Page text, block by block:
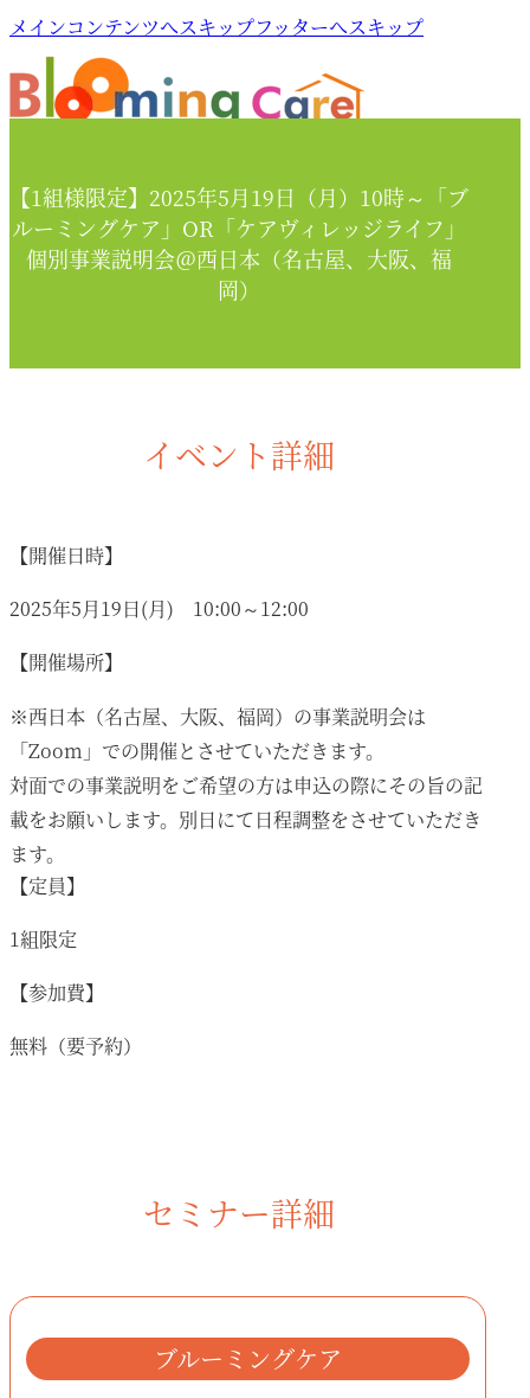
メインコンテンツへスキップフッターへスキップ
【1組様限定】2025年5月19日（月）10時～「ブ
ルーミングケア」OR「ケアヴィレッジライフ」
個別事業説明会＠西日本（名古屋、大阪、福
岡）
イベント詳細
【開催日時】
2025年5月19日(月) 10:00～12:00
【開催場所】
※西日本（名古屋、大阪、福岡）の事業説明会は
「Zoom」での開催とさせていただきます。
対面での事業説明をご希望の方は申込の際にその旨の記
載をお願いします。別日にて日程調整をさせていただき
ます。
【定員】
1組限定
【参加費】
無料（要予約）
セミナー詳細
ブルーミングケア